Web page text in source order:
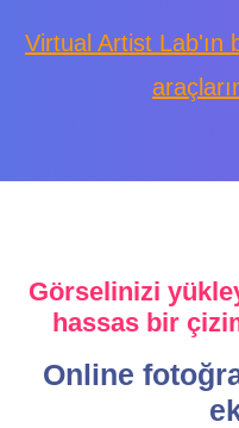
Virtual Artist Lab'ın
Görselinizi
hassas bir
Online